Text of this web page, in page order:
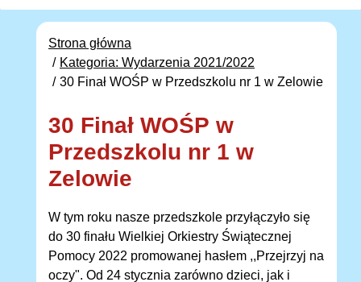
Strona główna
Kategoria: Wydarzenia 2021/2022
30 Finał WOŚP w Przedszkolu nr 1 w Zelowie
30 Finał WOŚP w
Przedszkolu nr 1 w
Zelowie
W tym roku nasze przedszkole przyłączyło się
do 30 finału Wielkiej Orkiestry Świątecznej
Pomocy 2022 promowanej hasłem ,,Przejrzyj na
oczy". Od 24 stycznia zarówno dzieci, jak i